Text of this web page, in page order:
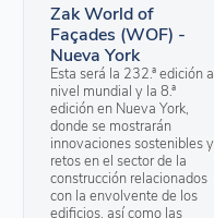
Zak World of
Façades (WOF) -
Nueva York
Esta será la 232.ª edición a
nivel mundial y la 8.ª
edición en Nueva York,
donde se mostrarán
innovaciones sostenibles y
retos en el sector de la
construcción relacionados
con la envolvente de los
edificios, así como las